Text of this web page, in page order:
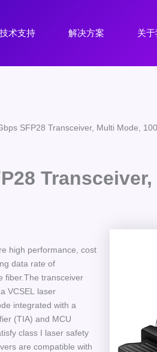
技术支持 解决方案 关
SFP28 Transceiver, Multi Mode,
high performance, cost
data rate of
fiber.The transceiver
VCSEL laser
integrated with a
(TIA) and MCU
class I laser safety
are compatible with